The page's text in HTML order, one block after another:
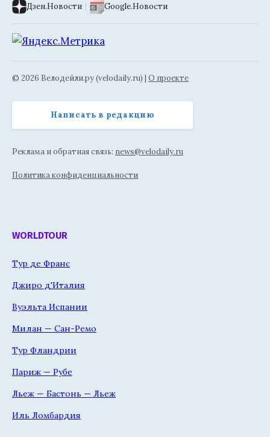
Дзен.Новости | Google.Новости
© 2026 Велодейли.ру (velodaily.ru) | О проекте
Написать в редакцию
Реклама и обратная связь: news@velodaily.ru
Политика конфиденциальности
WORLDTOUR
Тур де Франс
Джиро д'Италия
Вуэльта Испании
Милан — Сан-Ремо
Тур Фландрии
Париж — Рубе
Льеж — Бастонь — Льеж
Иль Ломбардия